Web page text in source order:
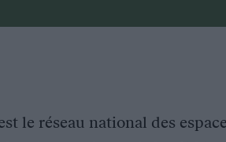
le réseau national des